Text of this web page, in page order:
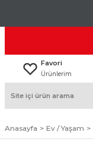
Favori
Ürünlerim
Anasayfa Ev / Yaşam